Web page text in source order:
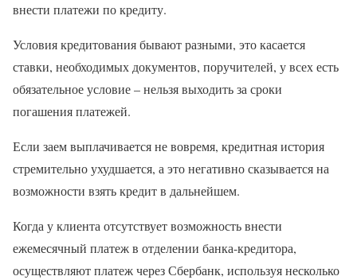
внести платежи по кредиту.
Условия кредитования бывают разными, это касается
ставки, необходимых документов, поручителей, у всех есть
обязательное условие – нельзя выходить за сроки
погашения платежей.
Если заем выплачивается не вовремя, кредитная история
стремительно ухудшается, а это негативно сказывается на
возможности взять кредит в дальнейшем.
Когда у клиента отсутствует возможность внести
ежемесячный платеж в отделении банка-кредитора,
осуществляют платеж через Сбербанк, используя несколько